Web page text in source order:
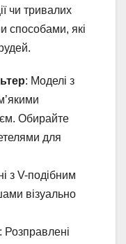
чи тривалих
способами, які
: Моделі з
Обирайте
для
з V-подібним
візуально
: Розправлені